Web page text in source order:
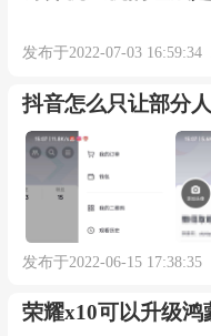
发布于2022-07-03 16:59:34
抖音怎么只让部分
发布于2022-06-15 17:38:35
荣耀x10可以升级鸿